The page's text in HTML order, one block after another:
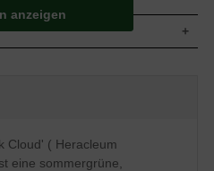
anzeigen
Cloud' ( Heracleum
eine sommergrüne,